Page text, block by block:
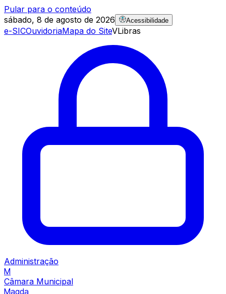
Pular para o conteúdo
sábado, 8 de agosto de 2026
Acessibilidade
e-SICOuvidoriaMapa do SiteVLibras
Administração
M
Câmara Municipal
Magda